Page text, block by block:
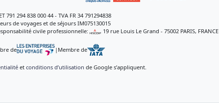
791 294 838 000 44 - TVA FR 34 791294838
de voyages et de séjours IM075130015
civile professionnelle: , 19 rue Louis Le Grand - 75002 PARIS, FRANCE
de | Membre de
et conditions d’utilisation de Google s’appliquent.